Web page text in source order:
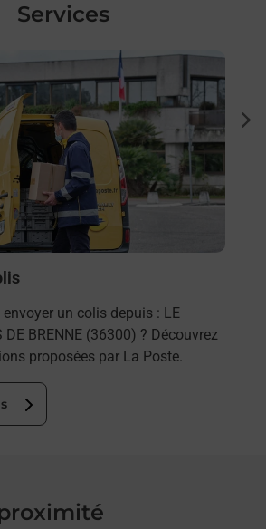
Services
un colis depuis : LE
DE BRENNE (36300) ? Découvrez
proposées par La Poste.